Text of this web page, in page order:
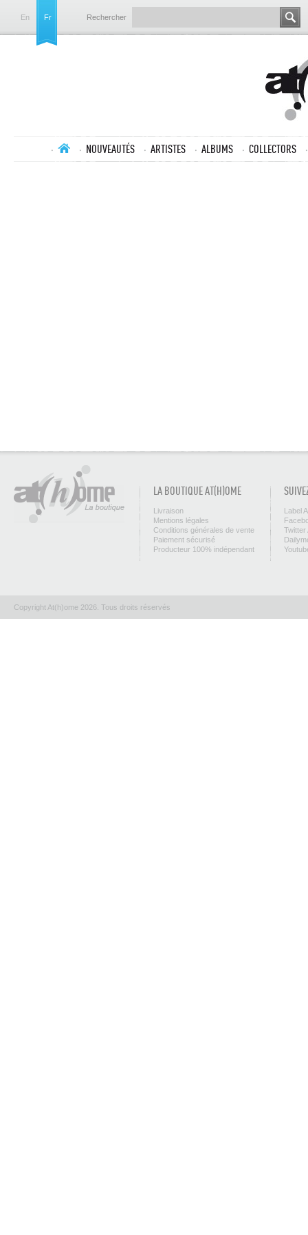
En Fr Rechercher
NOUVEAUTÉS ARTISTES ALBUMS COLLECTORS
LA BOUTIQUE AT(H)OME
Livraison
Mentions légales
Conditions générales de vente
Paiement sécurisé
Producteur 100% indépendant
Label
Twitter
Copyright At(h)ome 2026. Tous droits réservés